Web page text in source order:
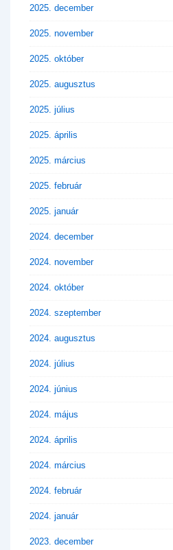
2025. december
2025. november
2025. október
2025. augusztus
2025. július
2025. április
2025. március
2025. február
2025. január
2024. december
2024. november
2024. október
2024. szeptember
2024. augusztus
2024. július
2024. június
2024. május
2024. április
2024. március
2024. február
2024. január
2023. december